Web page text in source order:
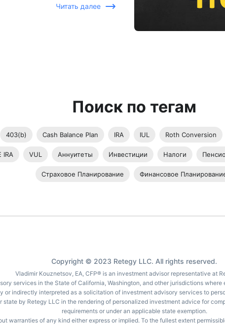
Читать далее
Поиск по тегам
403(b) Cash Balance Plan IRA IUL Roth Conversion
IRA VUL Аннуитеты Инвестиции Налоги
Страховое Планирование Финансовое
Copyright © 2023 Retegy LLC. All rights reserved.
Vladimir Kouznetsov, EA, CFP® is an investment advisor representative at
services in the State of California, Washington, and other jurisdictions
or indirectly interpreted as a solicitation of investment advisory services to
by Retegy LLC in the rendering of personalized investment advice for
requirements or under an applicable state exemption.
warranties of any kind either express or implied. To the fullest extent